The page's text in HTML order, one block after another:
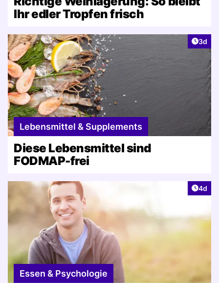
Ihr edler Tropfen frisch
3d
Lebensmittel & Supplements
Diese Lebensmittel sind
FODMAP-frei
4d
Essen & Psychologie